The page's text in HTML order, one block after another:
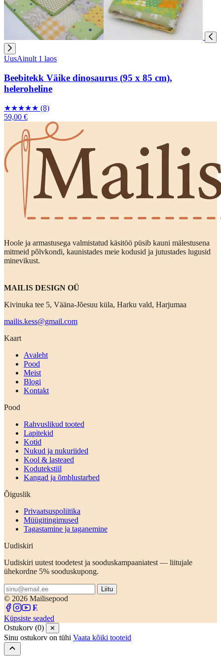
UusAinult 1 laos
Beebitekk Väike dinosaurus (95 x 85 cm),
heleroheline
★★★★★ (8)
59,00 €
Hoole ja armastusega valmistatud käsitöö püsib kauni mälestusena
mitmeid põlvkondi, kaunistades meie kodusid ja jutustades lugusid
minevikust.
MAILIS DESIGN OÜ
Kivinuka tee 5, Vääna-Jõesuu küla, Harku vald, Harjumaa
mailis.kess@gmail.com
Kaart
Avaleht
Pood
Meist
Blogi
Kontakt
Pood
Rahvuslikud tooted
Lapitekid
Kotid
Nukud ja nukuriided
Kool & lasteaed
Kodutekstiil
Kangad ja õmblustarbed
Õiguslik
Privaatsuspoliitika
Müügitingimused
Tagastamine ja taganemine
Uudiskiri
Uudiskiri uutest toodetest ja sooduskampaaniatest — liitujale
ühekordne 5% sooduskupong.
Liitu
© 2026 Mailisepood
Küpsiste seaded
Ostukorv (0)
✕
Sinu ostukorv on tühi Vaata kõiki tooteid